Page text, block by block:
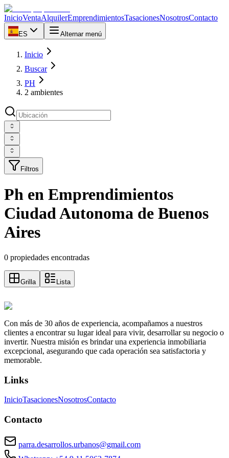
InicioVentaAlquilerEmprendimientosTasacionesNosotrosContacto
ES Alternar menú
Inicio
Buscar
PH
2 ambientes
Filtros
Ph en Emprendimientos
Ciudad Autonoma de Buenos
Aires
0 propiedades encontradas
Grilla Lista
Con más de 30 años de experiencia, acompañamos a nuestros
clientes a encontrar su lugar ideal para vivir, desarrollar su negocio o
invertir. Nuestra misión es brindar una experiencia inmobiliaria
excepcional, asegurando que cada operación sea satisfactoria y
memorable.
Links
InicioTasacionesNosotrosContacto
Contacto
parra.desarrollos.urbanos@gmail.com